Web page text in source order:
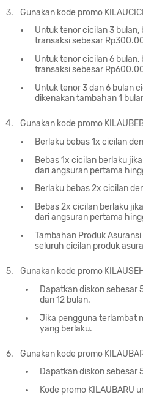
Gunakan kode promo
Untuk tenor cicilan 3 bulan,
transaksi sebesar
Untuk tenor cicilan 6 bulan,
transaksi sebesar
Untuk tenor 3 dan 6 bulan
dikenakan tambahan 1
Gunakan kode promo
Berlaku bebas 1x cicilan
Bebas 1x cicilan berlaku
dari angsuran pertama
Berlaku bebas 2x cicilan
Bebas 2x cicilan berlaku
dari angsuran pertama
Tambahan Produk
seluruh cicilan produk
Gunakan kode promo
Dapatkan diskon sebesar
dan 12 bulan.
Jika pengguna terlambat
yang berlaku.
Gunakan kode promo
Dapatkan diskon sebesar
Kode promo KILAUBARU